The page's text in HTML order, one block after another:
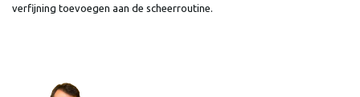
verfijning toevoegen aan de scheerroutine.